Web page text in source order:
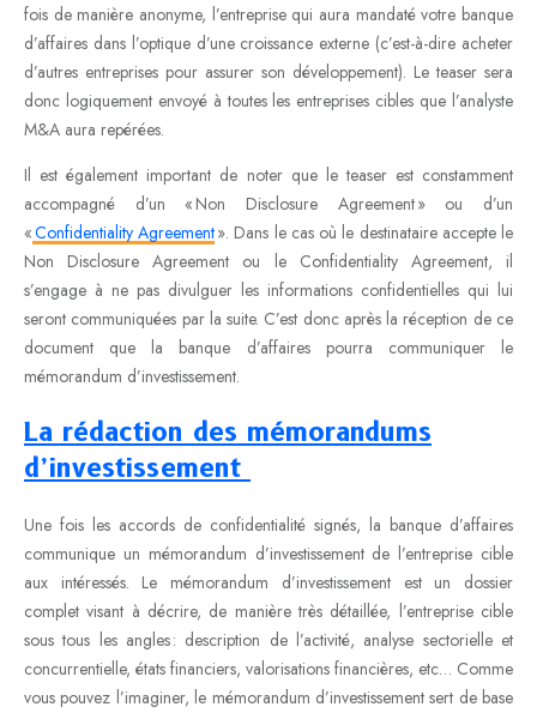
fois de manière anonyme, l’entreprise qui aura mandaté votre banque
d’affaires dans l’optique d’une croissance externe (c’est-à-dire acheter
d’autres entreprises pour assurer son développement). Le teaser sera
donc logiquement envoyé à toutes les entreprises cibles que l’analyste
M&A aura repérées.
Il est également important de noter que le teaser est constamment
accompagné d’un « Non Disclosure Agreement » ou d’un
«Confidentiality Agreement». Dans le cas où le destinataire accepte le
Non Disclosure Agreement ou le Confidentiality Agreement, il
s’engage à ne pas divulguer les informations confidentielles qui lui
seront communiquées par la suite. C’est donc après la réception de ce
document que la banque d’affaires pourra communiquer le
mémorandum d’investissement.
La rédaction des mémorandums
d’investissement
Une fois les accords de confidentialité signés, la banque d’affaires
communique un mémorandum d’investissement de l’entreprise cible
aux intéressés. Le mémorandum d’investissement est un dossier
complet visant à décrire, de manière très détaillée, l’entreprise cible
sous tous les angles : description de l’activité, analyse sectorielle et
concurrentielle, états financiers, valorisations financières, etc… Comme
vous pouvez l’imaginer, le mémorandum d’investissement sert de base